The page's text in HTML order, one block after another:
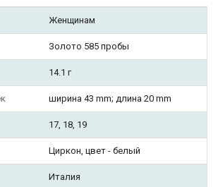
Женщинам
Золото 585 пробы
14.1 г
ширина 43 mm; длина 20 mm
17, 18, 19
Циркон, цвет - белый
Италия